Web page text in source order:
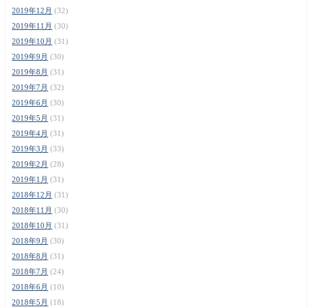
2019年12月 (32)
2019年11月 (30)
2019年10月 (31)
2019年9月 (30)
2019年8月 (31)
2019年7月 (32)
2019年6月 (30)
2019年5月 (31)
2019年4月 (31)
2019年3月 (33)
2019年2月 (28)
2019年1月 (31)
2018年12月 (31)
2018年11月 (30)
2018年10月 (31)
2018年9月 (30)
2018年8月 (31)
2018年7月 (24)
2018年6月 (10)
2018年5月 (18)